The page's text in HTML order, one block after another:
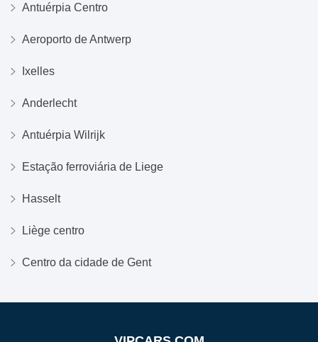
Antuérpia Centro
Aeroporto de Antwerp
Ixelles
Anderlecht
Antuérpia Wilrijk
Estação ferroviária de Liege
Hasselt
Liège centro
Centro da cidade de Gent